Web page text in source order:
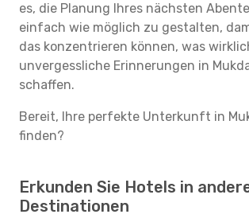
es, die Planung Ihres nächsten
einfach wie möglich zu gestalten,
das konzentrieren können, was
unvergessliche Erinnerungen in
schaffen.
Bereit, Ihre perfekte Unterkunft in
finden?
Erkunden Sie Hotels in
Destinationen